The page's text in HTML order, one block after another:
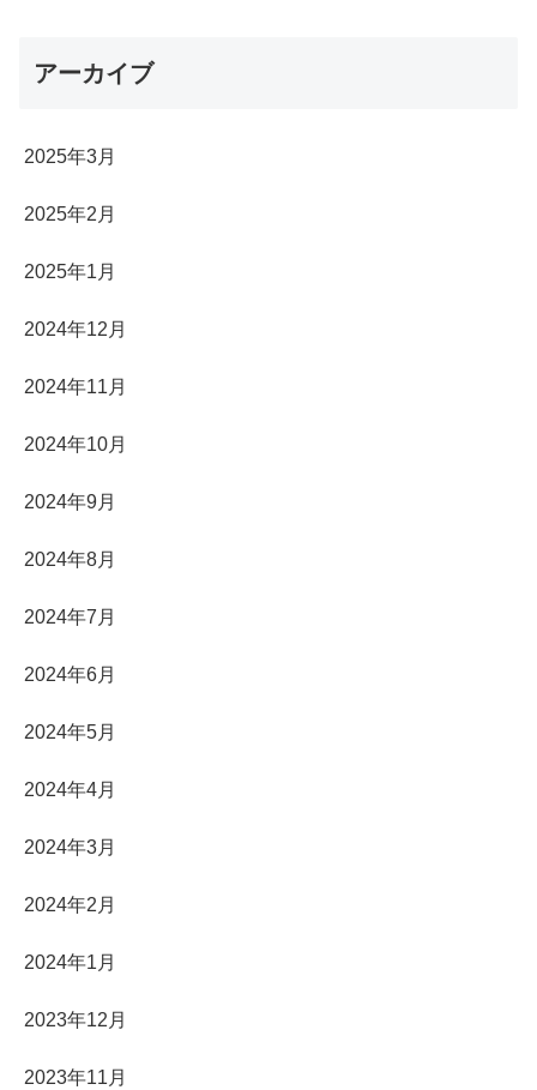
アーカイブ
2025年3月
2025年2月
2025年1月
2024年12月
2024年11月
2024年10月
2024年9月
2024年8月
2024年7月
2024年6月
2024年5月
2024年4月
2024年3月
2024年2月
2024年1月
2023年12月
2023年11月